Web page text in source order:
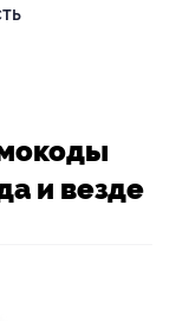
и везде